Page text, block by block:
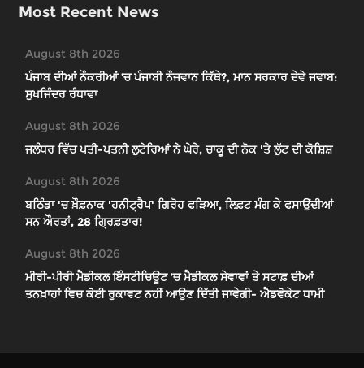
Most Recent News
August 8th 2026
ਪੰਜਾਬ ਦੀਆਂ ਨੌਕਰੀਆਂ ’ਚ ਪੰਜਾਬੀ ਨੌਜਵਾਨ ਕਿੱਥੇ?, ਮਾਨ ਸਰਕਾਰ ਦੇਵੇ ਜਵਾਬ:
ਸੁਖਜਿੰਦਰ ਰੰਧਾਵਾ
August 8th 2026
ਜਲੰਧਰ ਵਿੱਚ ਪਤੀ-ਪਤਨੀ ਲੁਟੇਰਿਆਂ ਨੇ ਘੇਰੇ, ਚਾਕੂ ਦੀ ਨੋਕ 'ਤੇ ਲੁੱਟ ਦੀ ਕੋਸ਼ਿਸ਼
August 8th 2026
ਬਠਿੰਡਾ 'ਚ ਖ਼ੌਫ਼ਨਾਕ 'ਹਨੀਟ੍ਰੈਪ' ਗਿਰੋਹ ਫੜਿਆ, ਲਿਫ਼ਟ ਮੰਗ ਕੇ ਫਸਾਉਂਦੀਆਂ
ਸਨ ਔਰਤਾਂ, 28 ਗ੍ਰਿਫ਼ਤਾਰ!
August 8th 2026
ਮੀਰੀ-ਪੀਰੀ ਮੈਡੀਕਲ ਇੰਸਟੀਚਿਊਟ ’ਚ ਮੈਡੀਕਲ ਸੇਵਾਵਾਂ ਤੇ ਸਟਾਫ਼ ਦੀਆਂ
ਤਨਖ਼ਾਹਾਂ ਵਿਚ ਕੋਈ ਰੁਕਾਵਟ ਨਹੀਂ ਆਉਣ ਦਿੱਤੀ ਜਾਵੇਗੀ- ਐਡਵੋਕੇਟ ਧਾਮੀ